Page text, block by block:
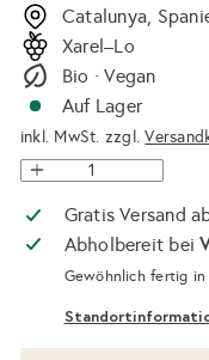
Preis
Catalunya,
Xarel–Lo
Bio · Vegan
Auf Lager
inkl. MwSt. zzgl.
Gratis Versand
Abholbereit bei
Gewöhnlich fertig